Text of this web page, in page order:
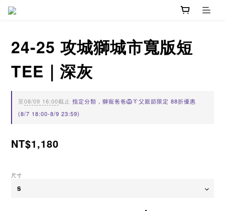
24-25 攻城獅城市寬版短
TEE｜深灰
至08/09 16:00截止 指定分類，獅寵爸爸🦁👔父親節限定 88折優惠
(8/7 18:00-8/9 23:59)
NT$1,180
尺寸